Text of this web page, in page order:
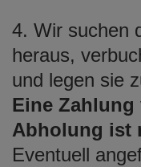
4. Wir suchen
heraus,
und legen sie
Eine
Abholung
Eventuell